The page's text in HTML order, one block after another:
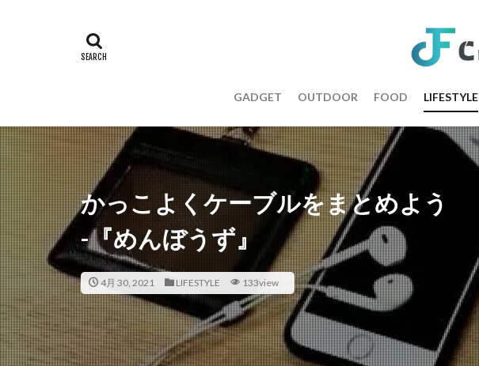
GADGET OUTDOOR FOOD LIFESTYLE
かっこよくケーブルをまとめよう
-『めんぼうず』
4月 30, 2021 LIFESTYLE 133view